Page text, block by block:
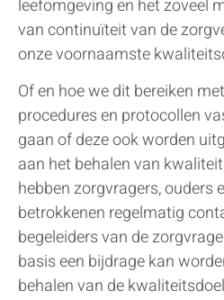
leefomgeving en het zoveel
van continuïteit van de
onze voornaamste
Of en hoe we dit bereiken
procedures en protocollen
gaan of deze ook worden
aan het behalen van
hebben zorgvragers, ouders
betrokkenen regelmatig
begeleiders van de
basis een bijdrage kan
behalen van de